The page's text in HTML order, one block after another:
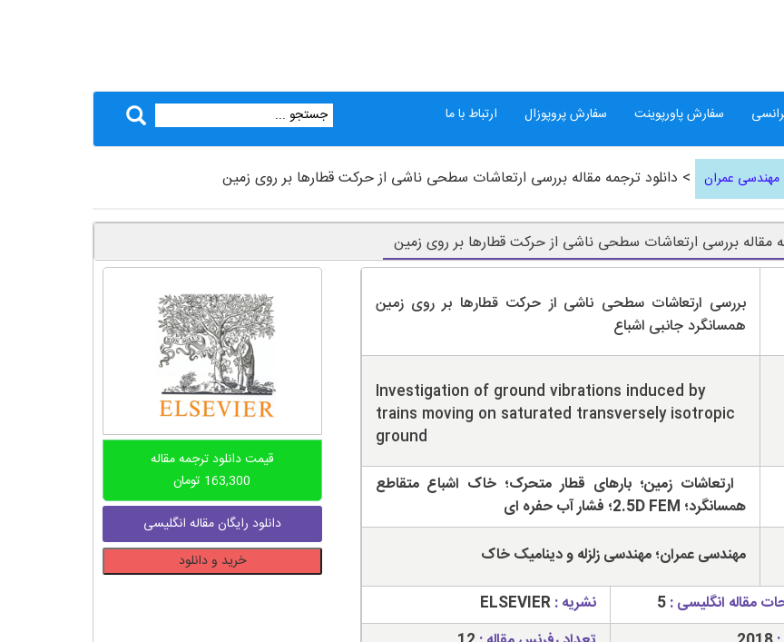
سفارش پاورپوینت سفارش پروپوزال ارتباط با ما
مهندسی عمران > دانلود ترجمه مقاله بررسی ارتعاشات سطحی ناشی از حرکت قطارها بر روی زمین
مقاله بررسی ارتعاشات سطحی ناشی از حرکت قطارها بر روی زمین
بررسی ارتعاشات سطحی ناشی از حرکت قطارها بر روی زمین
همسانگرد جانبی اشباع
Investigation of ground vibrations induced by
trains moving on saturated transversely isotropic
ground
ارتعاشات زمین؛ بارهای قطار متحرک؛ خاک اشباع متقاطع
همسانگرد؛ 2.5D FEM؛ فشار آب حفره ای
مهندسی عمران؛ مهندسی زلزله و دینامیک خاک
مقاله انگلیسی :5 نشریه :ELSEVIER
قیمت دانلود ترجمه مقاله
163,300 تومان
دانلود رایگان مقاله انگلیسی
ترجمه
خرید و دانلود